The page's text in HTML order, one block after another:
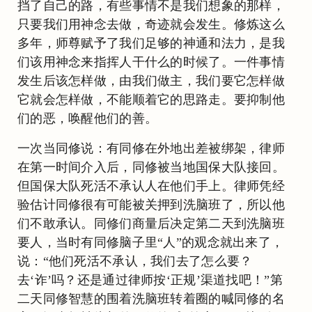
挡了自己的路，有些事情不是我们想象的那样，
只要我们用神念去做，奇迹就会发生。修炼这么
多年，师尊赋予了我们足够的神通和法力，是我
们该用神念来指挥人干什么的时候了。一件事情
发生后该怎样做，由我们做主，我们要它怎样做
它就会怎样做，不能顺着它的思路走。要抑制他
们的恶，唤醒他们的善。
一次当同修说：有同修在外地出差被绑架，律师
在第一时间介入后，同修被当地国保大队接回。
但国保大队死活不承认人在他们手上。律师凭经
验估计同修很有可能被关押到洗脑班了，所以他
们不敢承认。同修们商量后决定第二天到洗脑班
要人，当时有同修脑子里“人”的观念就出来了，
说：“他们死活不承认，我们去了怎么要？
去‘诈’吗？还是通过律师按‘正规’渠道找吧！”第
二天同修智慧的围着洗脑班转着圈的喊同修的名